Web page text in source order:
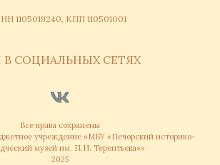
1105019240, КПП 110501001
СОЦИАЛЬНЫХ СЕТЯХ
Все права сохранены
учреждение «МБУ «Печорский историко-
музей им. П.И. Терентьева»»
2025